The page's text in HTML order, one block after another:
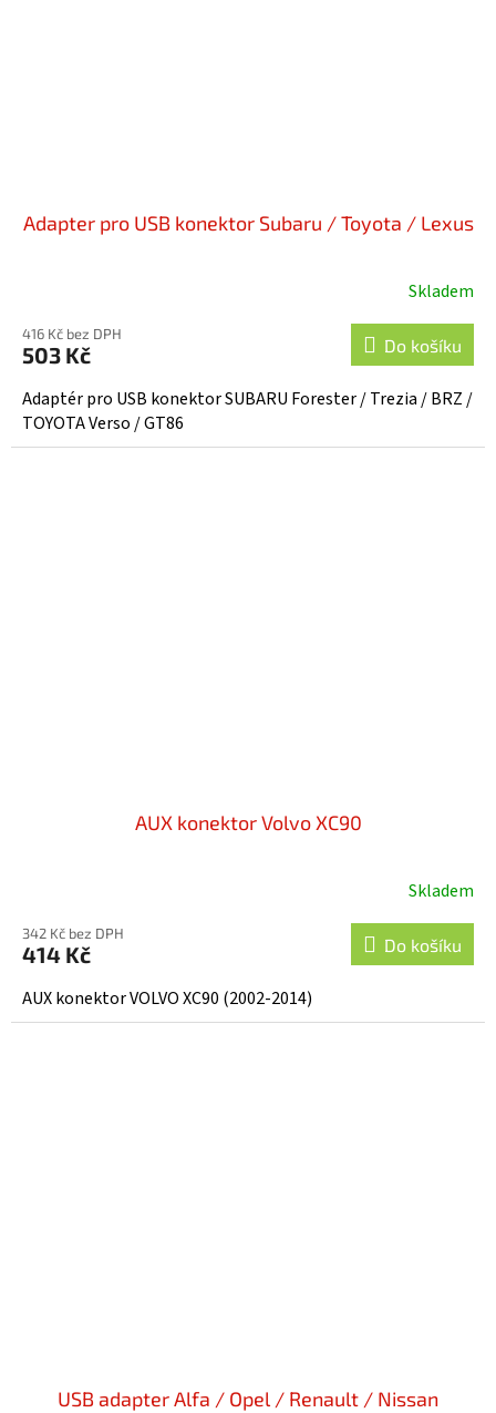
Adapter pro USB konektor Subaru / Toyota / Lexus
Skladem
416 Kč bez DPH
503 Kč Do košíku
Adaptér pro USB konektor SUBARU Forester / Trezia / BRZ /
TOYOTA Verso / GT86
AUX konektor Volvo XC90
Skladem
342 Kč bez DPH
414 Kč Do košíku
AUX konektor VOLVO XC90 (2002-2014)
USB adapter Alfa / Opel / Renault / Nissan